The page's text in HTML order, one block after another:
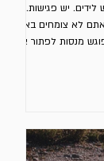
יש פגישות. פה
לא צומחים באופן
מנסות לפתור את
הטעות היא